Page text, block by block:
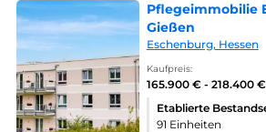
Pflegeimmobilie
Gießen
Eschenburg, Hessen
Kaufpreis:
165.900 € - 218.400 €
Etablierte
91 Einheiten